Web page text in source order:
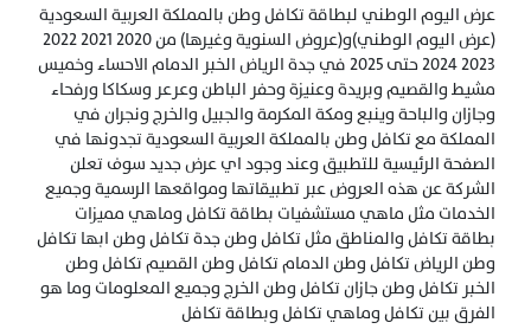
عرض اليوم الوطني لبطاقة تكافل وطن بالمملكة العربية السعودية
(عرض اليوم الوطني)و(عروض السنوية وغيرها) من 2020 2021 2022
2023 2024 حتى 2025 في جدة الرياض الخبر الدمام الاحساء وخميس
مشيط والقصيم وبريدة وعنيزة وحفر الباطن وعرعر وسكاكا ورفحاء
وجازان والباحة وينبع ومكة المكرمة والجبيل والخرج ونجران في
المملكة مع تكافل وطن بالمملكة العربية السعودية تجدونها في
الصفحة الرئيسية للتطبيق وعند وجود اي عرض جديد سوف تعلن
الشركة عن هذه العروض عبر تطبيقاتها ومواقعها الرسمية وجميع
الخدمات مثل ماهي مستشفيات بطاقة تكافل وماهي مميزات
بطاقة تكافل والمناطق مثل تكافل وطن جدة تكافل وطن ابها تكافل
وطن الرياض تكافل وطن الدمام تكافل وطن القصيم تكافل وطن
الخبر تكافل وطن جازان تكافل وطن الخرج وجميع المعلومات وما هو
الفرق بين تكافل وماهي تكافل وبطاقة تكافل